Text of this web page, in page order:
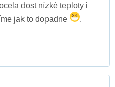
dost nízké teploty i
jak to dopadne
.